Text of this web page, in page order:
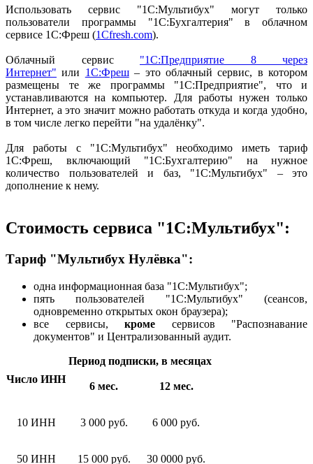
Использовать сервис "1С:Мультибух" могут только
пользователи программы "1С:Бухгалтерия" в облачном
сервисе 1С:Фреш (1Cfresh.com).
Облачный сервис "1С:Предприятие 8 через
Интернет" или 1С:Фреш– это облачный сервис, в котором
размещены те же программы "1С:Предприятие", что и
устанавливаются на компьютер. Для работы нужен только
Интернет, а это значит можно работать откуда и когда удобно,
в том числе легко перейти "на удалёнку".
Для работы с "1С:Мультибух" необходимо иметь тариф
1С:Фреш, включающий "1С:Бухгалтерию" на нужное
количество пользователей и баз, "1С:Мультибух" – это
дополнение к нему.
Стоимость сервиса "1С:Мультибух":
Тариф "Мультибух Нулёвка":
одна информационная база "1С:Мультибух";
пять пользователей "1С:Мультибух" (сеансов,
одновременно открытых окон браузера);
все сервисы, кроме сервисов "Распознавание
документов" и Централизованный аудит.
Число ИНН
Период подписки, в месяцах
6 мес. 12 мес.
10 ИНН 3 000 руб. 6 000 руб.
50 ИНН 15 000 руб. 30 0000 руб.